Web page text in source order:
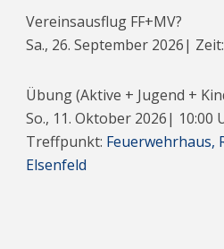
Vereinsausflug FF+MV?
Sa., 26. September 2026|
Übung (Aktive + Jugend +
So., 11. Oktober 2026| 10:00
Treffpunkt: Feuerwehrhaus,
Elsenfeld